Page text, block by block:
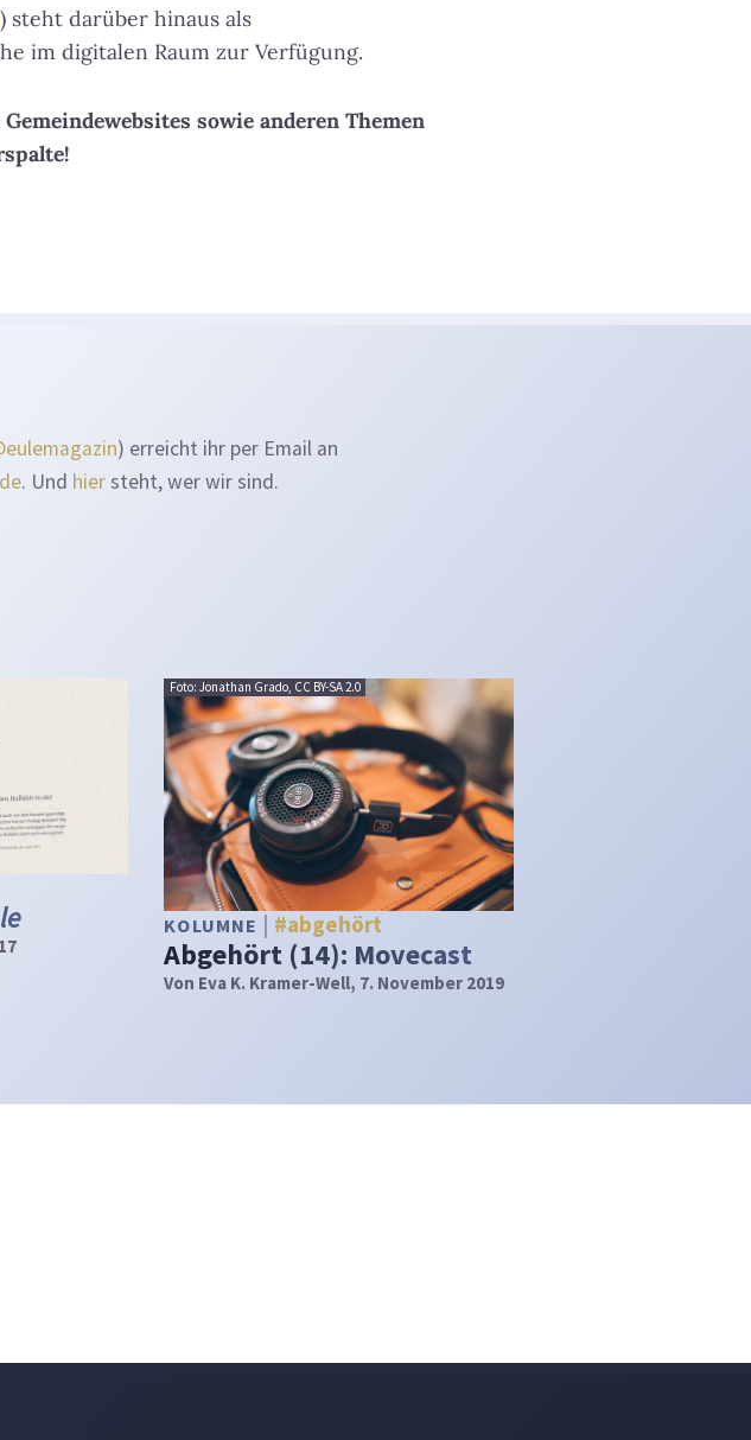
) steht darüber hinaus als
im digitalen Raum zur Verfügung.
sowie anderen Themen
) erreicht ihr per Email an
. Und hiersteht, wer wir sind.
Foto: Jonathan Grado, CC BY-SA 2.0
KOLUMNE #abgehört
Abgehört (14): Movecast
Von Eva K. Kramer-Well, 7. November 2019